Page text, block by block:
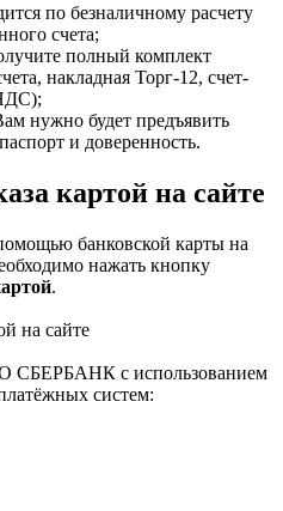
по безналичному расчету
счета;
полный комплект
накладная Торг-12, счет-
нужно будет предъявить
и доверенность.
картой на сайте
банковской карты на
нажать кнопку
.
СБЕРБАНК с использованием
систем: